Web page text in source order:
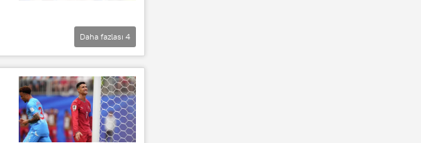
Daha fazlası 4